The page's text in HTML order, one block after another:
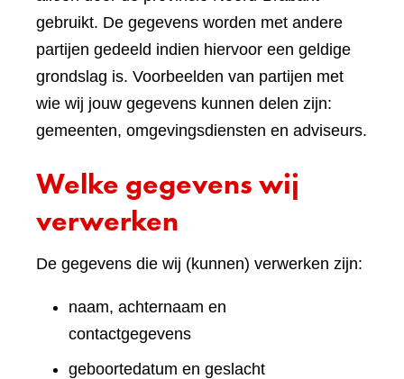
gebruikt. De gegevens worden met andere
partijen gedeeld indien hiervoor een geldige
grondslag is. Voorbeelden van partijen met
wie wij jouw gegevens kunnen delen zijn:
gemeenten, omgevingsdiensten en adviseurs.
Welke gegevens wij
verwerken
De gegevens die wij (kunnen) verwerken zijn:
naam, achternaam en
contactgegevens
geboortedatum en geslacht